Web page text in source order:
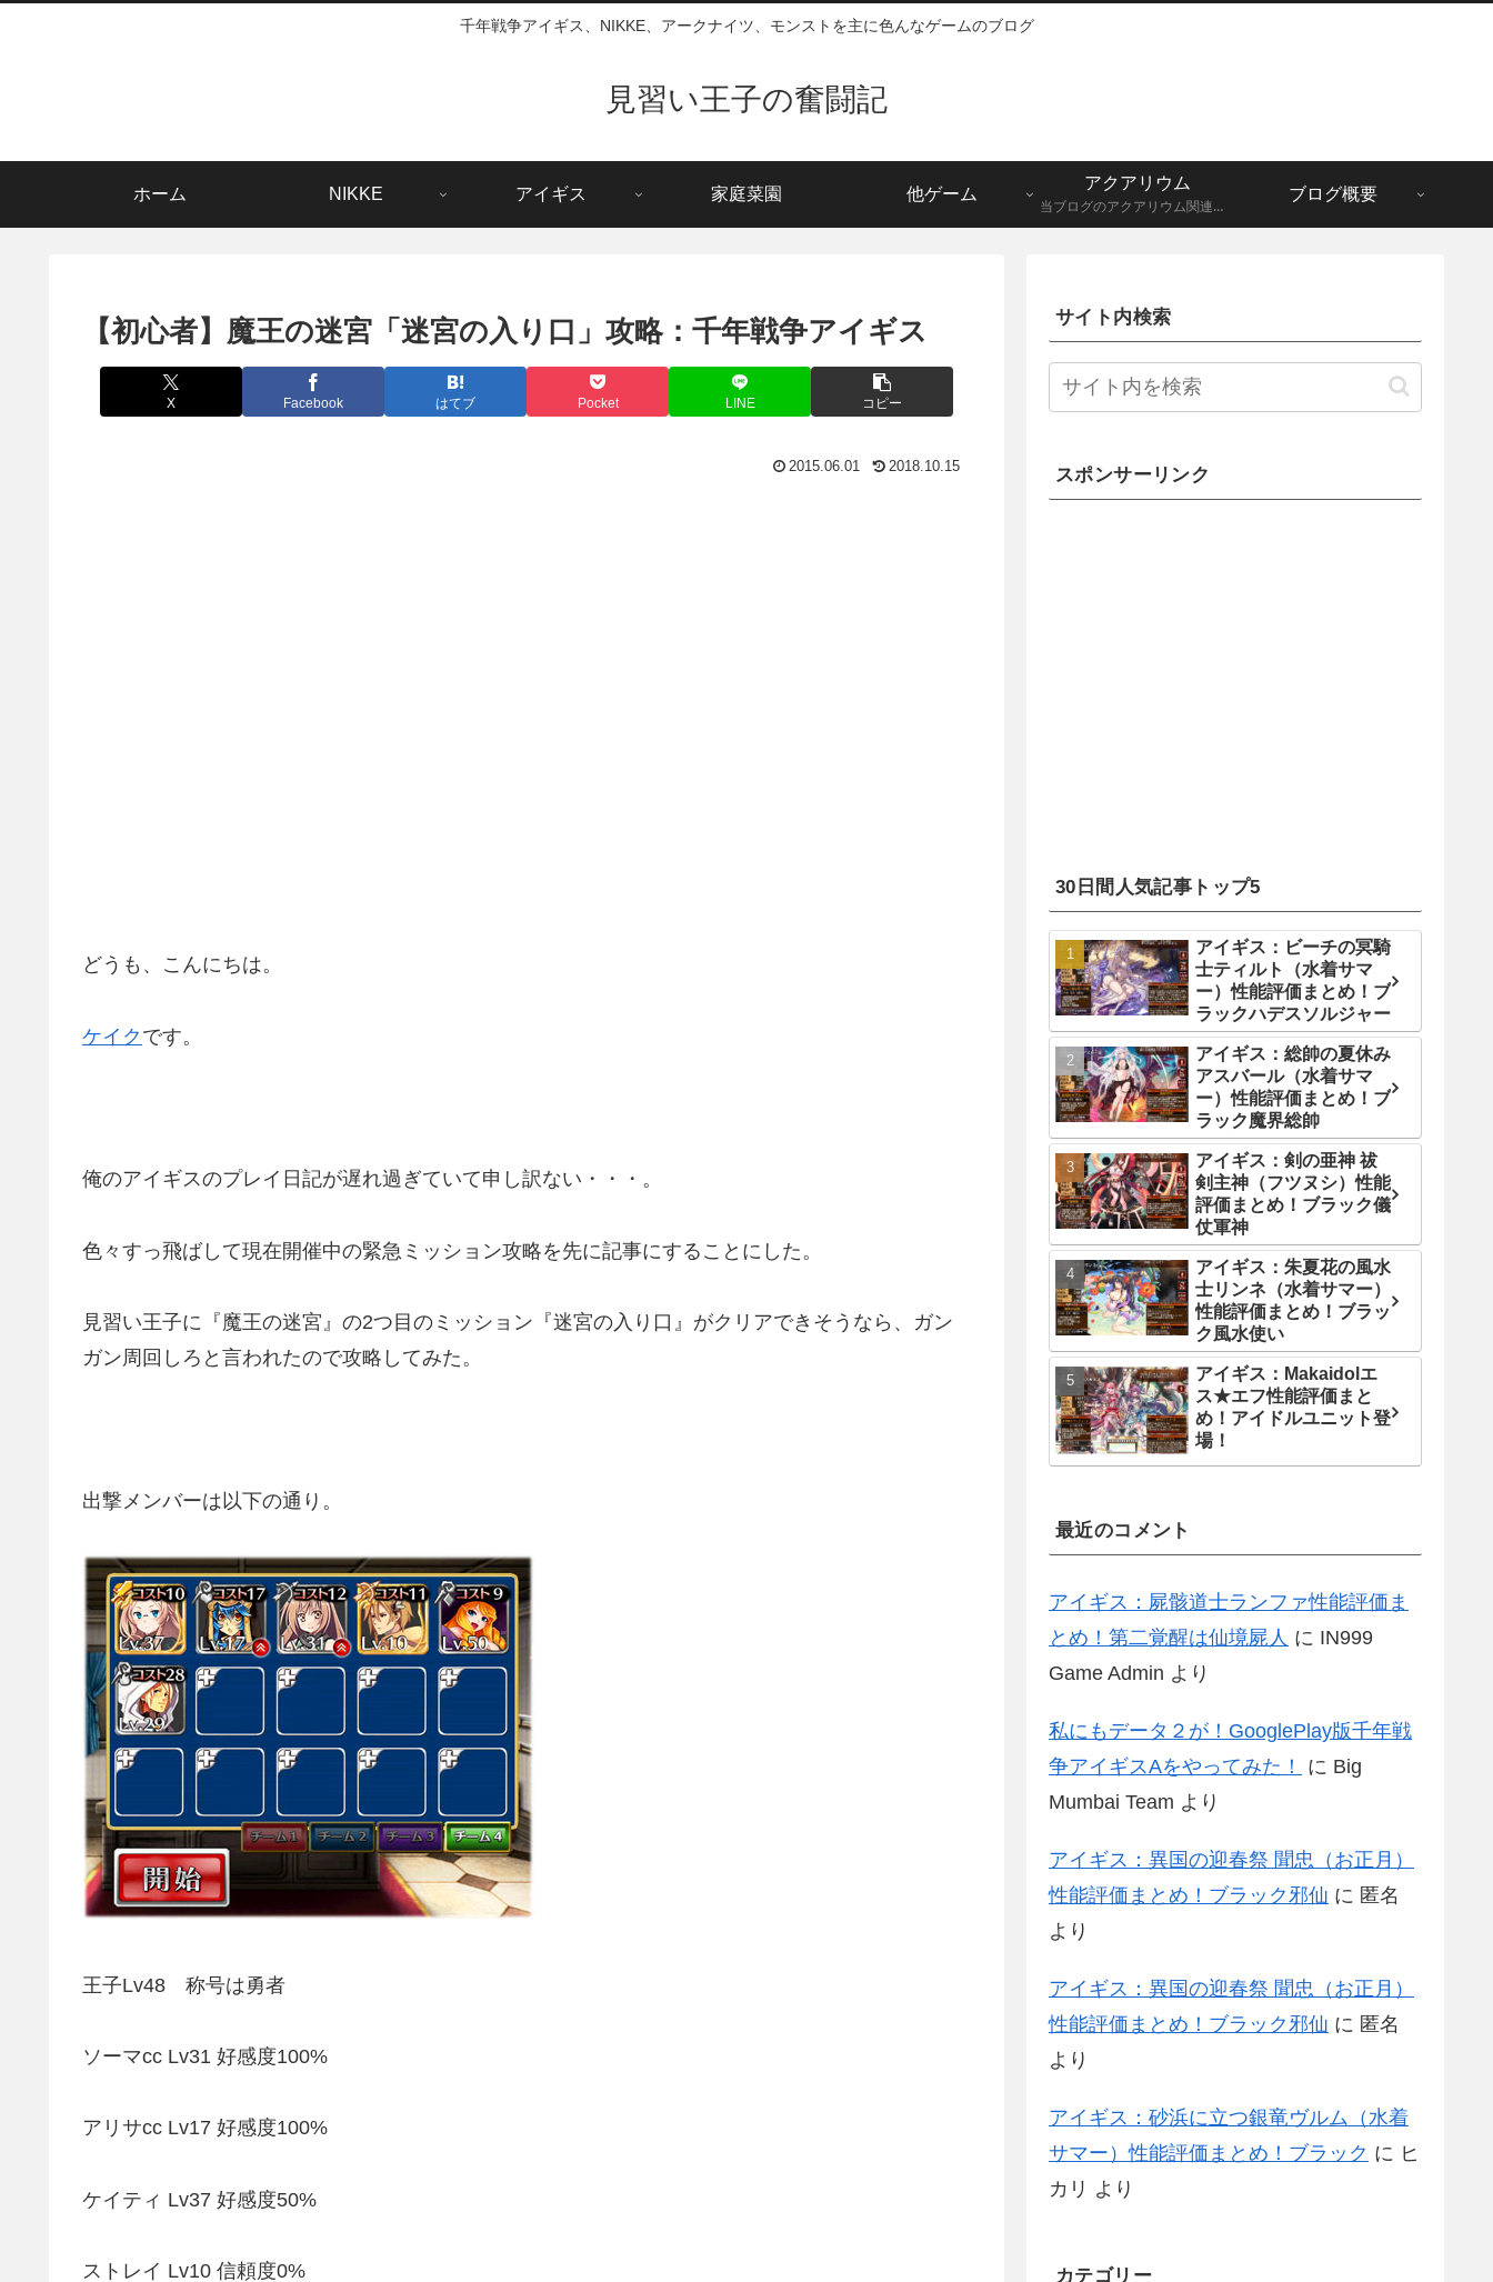
千年戦争アイギス、NIKKE、アークナイツ、モンストを主に色んなゲームのブログ
見習い王子の奮闘記
ホーム NIKKE アイギス 家庭菜園 他ゲーム
アクアリウム
当ブログのアクアリウム関連記事一覧になります。メダカ、グッピーなど。
ブログ概要
【初心者】魔王の迷宮「迷宮の入り口」攻略：千年戦争アイギス
X Facebook はてブ Pocket LINE コピー
2015.06.01 2018.10.15
どうも、こんにちは。
ケイク です。
俺のアイギスのプレイ日記が遅れ過ぎていて申し訳ない・・・。
色々すっ飛ばして現在開催中の緊急ミッション攻略を先に記事にすることにした。
見習い王子に『魔王の迷宮』の2つ目のミッション『迷宮の入り口』がクリアできそうなら、ガン
ガン周回しろと言われたので攻略してみた。
出撃メンバーは以下の通り。
王子Lv48 称号は勇者
ソーマcc Lv31 好感度100%
アリサcc Lv17 好感度100%
ケイティ Lv37 好感度50%
ストレイ Lv10 信頼度0%
サイト内検索
スポンサーリンク
30日間人気記事トップ5
アイギス：ビーチの冥騎
士ティルト（水着サマ
ー）性能評価まとめ！ブ
ラックハデスソルジャー
アイギス：総帥の夏休み
アスバール（水着サマ
ー）性能評価まとめ！ブ
ラック魔界総帥
アイギス：剣の亜神 祓
剣主神（フツヌシ）性能
評価まとめ！ブラック儀
仗軍神
アイギス：朱夏花の風水
士リンネ（水着サマー）
性能評価まとめ！ブラッ
ク風水使い
アイギス：Makaidolエ
ス★エフ性能評価まと
め！アイドルユニット登
場！
最近のコメント
アイギス：屍骸道士ランファ性能評価ま
とめ！第二覚醒は仙境屍人 に IN999
Game Admin より
私にもデータ２が！GooglePlay版千年戦
争アイギスAをやってみた！
に Big
Mumbai Team より
アイギス：異国の迎春祭 聞忠（お正月）
性能評価まとめ！ブラック邪仙 に 匿名
より
アイギス：異国の迎春祭 聞忠（お正月）
性能評価まとめ！ブラック邪仙 に 匿名
より
アイギス：砂浜に立つ銀竜ヴルム（水着
サマー）性能評価まとめ！ブラック に ヒ
カリ より
カテゴリー